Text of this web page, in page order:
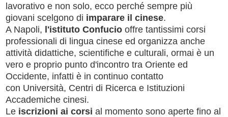
lavorativo e non solo, ecco perché sempre più
giovani scelgono di imparare il cinese.
A Napoli, l'istituto Confucio offre tantissimi corsi
professionali di lingua cinese ed organizza anche
attività didattiche, scientifiche e culturali, ormai è un
vero e proprio punto d'incontro tra Oriente ed
Occidente, infatti è in continuo contatto
con Università, Centri di Ricerca e Istituzioni
Accademiche cinesi.
Le iscrizioni ai corsi al momento sono aperte fino al